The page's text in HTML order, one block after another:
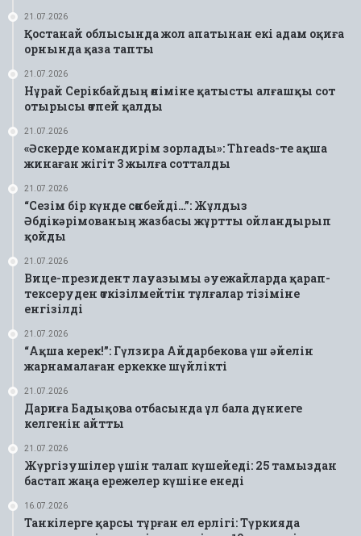
21.07.2026
Қостанай облысында жол апатынан екі адам оқиға
орнында қаза тапты
21.07.2026
Нұрай Серікбайдың өліміне қатысты алғашқы сот
отырысы өтпей қалды
21.07.2026
«Әскерде командирім зорлады»: Threads-те ақша
жинаған жігіт 3 жылға сотталды
21.07.2026
“Сезім бір күнде сөнбейді…”: Жұлдыз
Әбдікәрімованың жазбасы жұртты ойландырып
қойды
21.07.2026
Вице-президент лауазымы әуежайларда қарап-
тексеруден өткізілмейтін тұлғалар тізіміне
енгізілді
21.07.2026
“Ақша керек!”: Гүлзира Айдарбекова үш әйелін
жарнамалаған еркекке шүйлікті
21.07.2026
Дариға Бадықова отбасында ұл бала дүниеге
келгенін айтты
21.07.2026
Жүргізушілер үшін талап күшейеді: 25 тамыздан
бастап жаңа ережелер күшіне енеді
16.07.2026
Танкілерге қарсы тұрған ел ерлігі: Түркияда